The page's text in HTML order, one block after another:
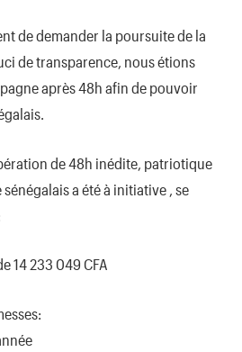
de demander la poursuite de la
de transparence, nous étions
après 48h afin de pouvoir
de 48h inédite, patriotique
a été à initiative , se
14 233 049 CFA